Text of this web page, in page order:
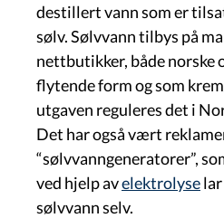
destillert vann som er
sølv. Sølvvann tilbys på
nettbutikker, både norske
flytende form og som
utgaven reguleres det i
Det har også vært
“sølvvanngeneratorer”,
ved hjelp avelektrolyse
sølvvann selv.